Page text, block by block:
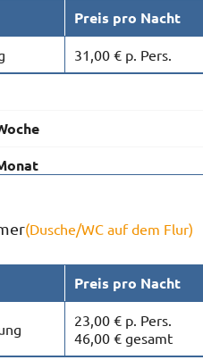
Preis pro Nacht
31,00 € p. Pers.
(Dusche/WC auf dem Flur)
Preis pro Nacht
23,00 € p. Pers.
46,00 € gesamt